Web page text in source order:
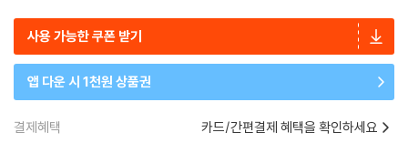
사용 가능한 쿠폰 받기
앱 다운 시 1천원 상품권
결제혜택 카드/간편결제 혜택을 확인하세요